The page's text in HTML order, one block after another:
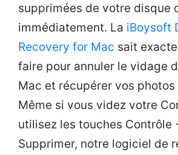
supprimées de votre disque
immédiatement. La iBoysoft
Recovery for Mac sait
faire pour annuler le vidage
Mac et récupérer vos
Même si vous videz votre
utilisez les touches Contrôle
Supprimer, notre logiciel de